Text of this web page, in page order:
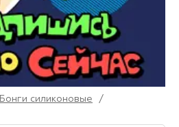
Бонги силиконовые
/